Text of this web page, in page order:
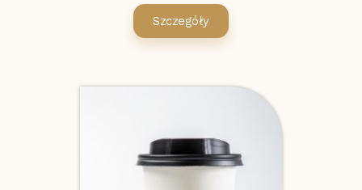
Szczegóły